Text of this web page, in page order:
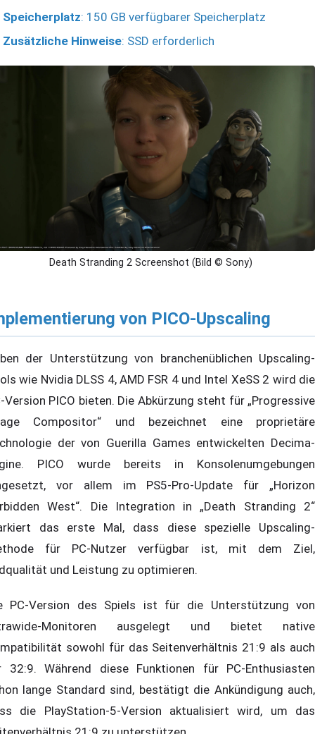
Speicherplatz: 150 GB verfügbarer Speicherplatz
Zusätzliche Hinweise: SSD erforderlich
Death Stranding 2 Screenshot (Bild © Sony)
von PICO-Upscaling
der Unterstützung von branchenüblichen Upscaling-
wie Nvidia DLSS 4, AMD FSR 4 und Intel XeSS 2 wird die
Version PICO bieten. Die Abkürzung steht für „Progressive
Compositor“ und bezeichnet eine proprietäre
der von Guerilla Games entwickelten Decima-
PICO wurde bereits in Konsolenumgebungen
vor allem im PS5-Pro-Update für „Horizon
West“. Die Integration in „Death Stranding 2“
das erste Mal, dass diese spezielle Upscaling-
für PC-Nutzer verfügbar ist, mit dem Ziel,
und Leistung zu optimieren.
PC-Version des Spiels ist für die Unterstützung von
Monitoren ausgelegt und bietet native
sowohl für das Seitenverhältnis 21:9 als auch
32:9. Während diese Funktionen für PC-Enthusiasten
lange Standard sind, bestätigt die Ankündigung auch,
die PlayStation-5-Version aktualisiert wird, um das